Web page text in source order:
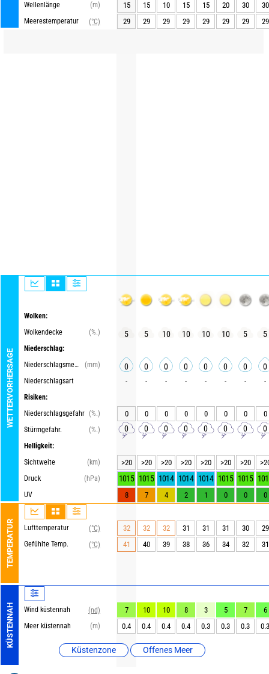
Wellenlänge
(m)
Meerestemperatur
(°C)
WETTERVORHERSAGE
Wolken:
Wolkendecke
(%.)
Niederschlag:
Niederschlagsmenge
(mm)
Niederschlagsart
Risiken:
Niederschlagsgefahr (%.)
Stürmgefahr.
(%.)
Helligkeit:
Sichtweite
(km)
Druck
(hPa)
UV
TEMPERATUR Lufttemperatur
(°C)
Gefühlte Temp.
(°C)
KÜSTENNAH Wind küstennah
(nd)
Meer küstennah
(m)
Küstenzone Offenes Meer
15
15 10 15 15 20 30
30
29
29 29 29 29 29 29 29
5 5 10 10 10 10 5 5
0 0 0 0 0 0 0 0
- - - - - - - -
0 0 0 0 0 0 0 0
0 0 0 0 0 0 0 0
>20 >20 >20 >20 >20 >20 >20
1015 1015 1014 1014 1014 1015 1015
8 7 4 2 1 0 0 0
32 32 32 31 31 31 30
29
41
40 39 38 36 34 32 31
7 10 10 8 3 5 7
6
0.4
0.4 0.4 0.4 0.3 0.3 0.3 0.3